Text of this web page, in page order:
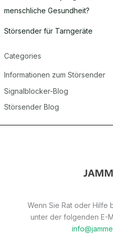
menschliche Gesundheit?
Störsender für Tarngeräte
Categories
Informationen zum Störsender
Signalblocker-Blog
Störsender Blog
Wenn Sie Rat oder Hilfe
unter der folgenden E-